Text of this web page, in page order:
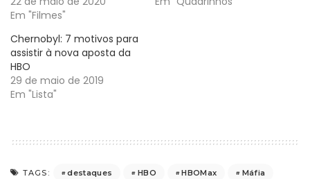
Em "Filmes"
Chernobyl: 7 motivos para
assistir à nova aposta da
HBO
29 de maio de 2019
Em "Lista"
TAGS: destaques HBO HBOMax
Máfia